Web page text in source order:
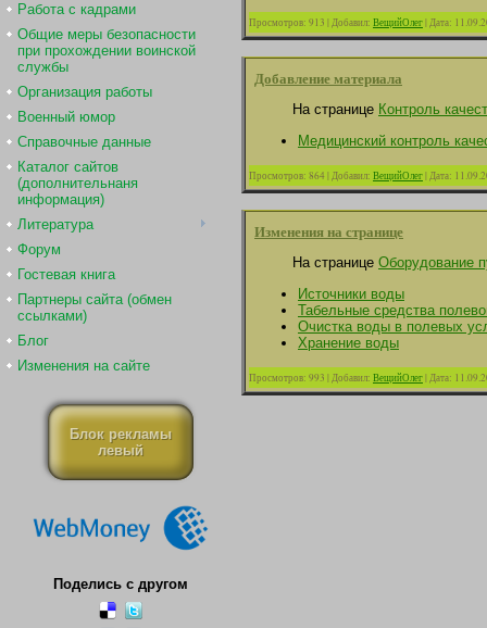
Работа с кадрами
Общие меры безопасности
при прохождении воинской
службы
Организация работы
Военный юмор
Справочные данные
Каталог сайтов
(дополнительнаня
информация)
Литература
Форум
Гостевая книга
Партнеры сайта (обмен
ссылками)
Блог
Изменения на сайте
Блок рекламы
левый
Поделись с другом
Просмотров: 913 |Добавил: ВещийОлег|Дата:
Добавление материала
На странице Контроль
Медицинский контроль
Просмотров: 864|Добавил: ВещийОлег|Дата:
Изменения на странице
На странице Оборудование
Источники воды
Табельные средства
Очистка воды в полевых
Хранение воды
Просмотров: 993 |Добавил: ВещийОлег|Дата: